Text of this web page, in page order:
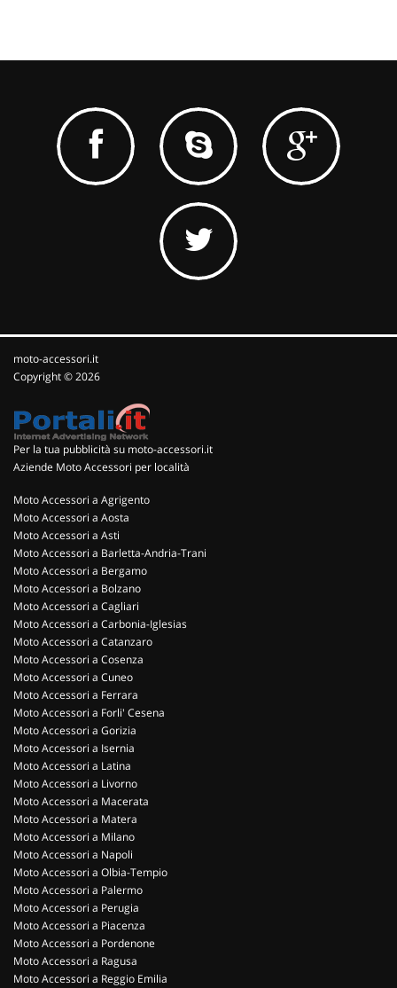
moto-accessori.it
Copyright © 2026
Per la tua pubblicità su moto-accessori.it
Aziende Moto Accessori per località
Moto Accessori a Agrigento
Moto Accessori a Aosta
Moto Accessori a Asti
Moto Accessori a Barletta-Andria-Trani
Moto Accessori a Bergamo
Moto Accessori a Bolzano
Moto Accessori a Cagliari
Moto Accessori a Carbonia-Iglesias
Moto Accessori a Catanzaro
Moto Accessori a Cosenza
Moto Accessori a Cuneo
Moto Accessori a Ferrara
Moto Accessori a Forli' Cesena
Moto Accessori a Gorizia
Moto Accessori a Isernia
Moto Accessori a Latina
Moto Accessori a Livorno
Moto Accessori a Macerata
Moto Accessori a Matera
Moto Accessori a Milano
Moto Accessori a Napoli
Moto Accessori a Olbia-Tempio
Moto Accessori a Palermo
Moto Accessori a Perugia
Moto Accessori a Piacenza
Moto Accessori a Pordenone
Moto Accessori a Ragusa
Moto Accessori a Reggio Emilia